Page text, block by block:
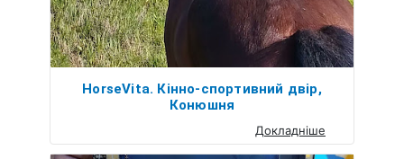
HorseVita. Кінно-спортивний двір,
Конюшня
Докладніше